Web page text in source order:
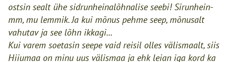
ostsin sealt ühe sidrunheinalõhnalise seebi! Sirunhein-
mm, mu lemmik. Ja kui mõnus pehme seep, mõnusalt
vahutav ja see lõhn ikkagi...
Kui varem soetasin seepe vaid reisil olles välismaalt, siis
Hiiumaa on minu uus välismaa ja ehk leian iga kord ka